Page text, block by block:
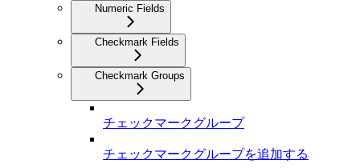
Numeric Fields
Checkmark Fields
Checkmark Groups
チェックマークグループ
チェックマークグループを追加する